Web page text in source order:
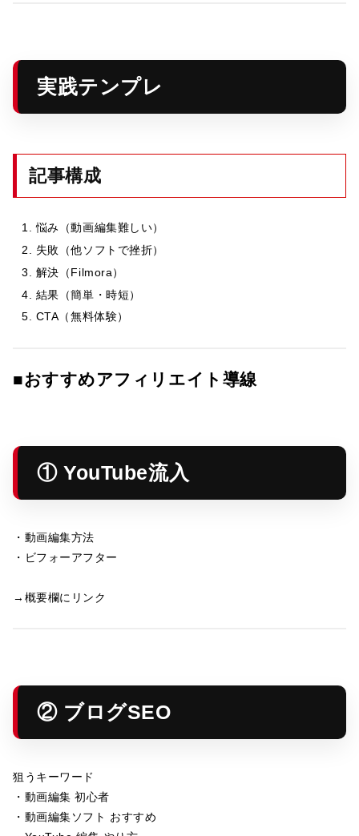
実践テンプレ
記事構成
悩み（動画編集難しい）
失敗（他ソフトで挫折）
解決（Filmora）
結果（簡単・時短）
CTA（無料体験）
■おすすめアフィリエイト導線
① YouTube流入
・動画編集方法
・ビフォーアフター
→概要欄にリンク
② ブログSEO
狙うキーワード
・動画編集 初心者
・動画編集ソフト おすすめ